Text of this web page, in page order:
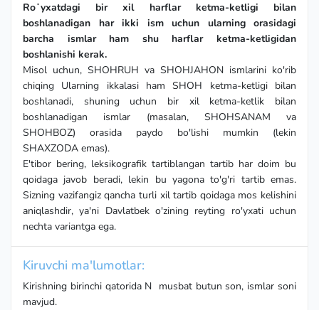
Roʻyxatdagi bir xil harflar ketma-ketligi bilan
boshlanadigan har ikki ism uchun ularning orasidagi
barcha ismlar ham shu harflar ketma-ketligidan
boshlanishi kerak.
Misol uchun, SHOHRUH va SHOHJAHON ismlarini ko'rib
chiqing Ularning ikkalasi ham SHOH ketma-ketligi bilan
boshlanadi, shuning uchun bir xil ketma-ketlik bilan
boshlanadigan ismlar (masalan, SHOHSANAM va
SHOHBOZ) orasida paydo bo'lishi mumkin (lekin
SHAXZODA emas).
E'tibor bering, leksikografik tartiblangan tartib har doim bu
qoidaga javob beradi, lekin bu yagona to'g'ri tartib emas.
Sizning vazifangiz qancha turli xil tartib qoidaga mos kelishini
aniqlashdir, ya'ni Davlatbek o'zining reyting ro'yxati uchun
nechta variantga ega.
Kiruvchi ma'lumotlar:
Kirishning birinchi qatorida N musbat butun son, ismlar soni
mavjud.